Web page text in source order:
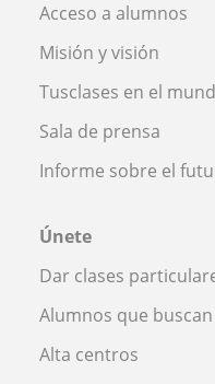
Acceso a alumnos
Misión y visión
Tusclases en el
Sala de prensa
Informe sobre el
Únete
Dar clases
Alumnos que
Alta centros